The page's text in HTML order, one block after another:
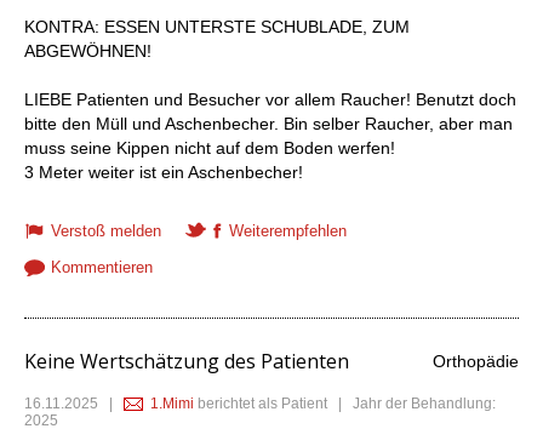
KONTRA: ESSEN UNTERSTE SCHUBLADE, ZUM
ABGEWÖHNEN!
LIEBE Patienten und Besucher vor allem Raucher! Benutzt doch
bitte den Müll und Aschenbecher. Bin selber Raucher, aber man
muss seine Kippen nicht auf dem Boden werfen!
3 Meter weiter ist ein Aschenbecher!
Verstoß melden
Weiterempfehlen
Kommentieren
Keine Wertschätzung des Patienten Orthopädie
16.11.2025 1.Mimi berichtet als Patient | Jahr der Behandlung:
2025